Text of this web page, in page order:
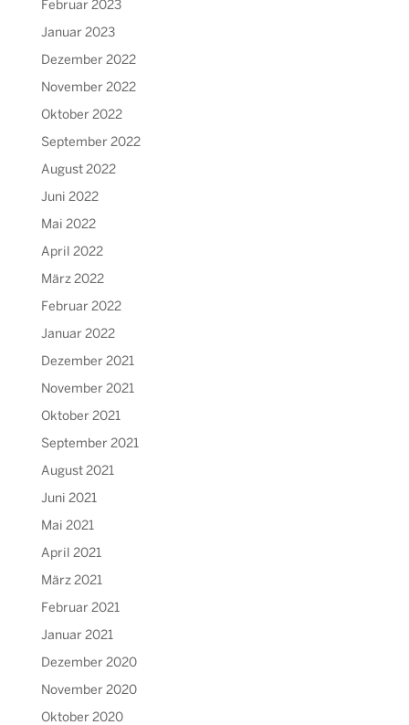
Februar 2023
Januar 2023
Dezember 2022
November 2022
Oktober 2022
September 2022
August 2022
Juni 2022
Mai 2022
April 2022
März 2022
Februar 2022
Januar 2022
Dezember 2021
November 2021
Oktober 2021
September 2021
August 2021
Juni 2021
Mai 2021
April 2021
März 2021
Februar 2021
Januar 2021
Dezember 2020
November 2020
Oktober 2020